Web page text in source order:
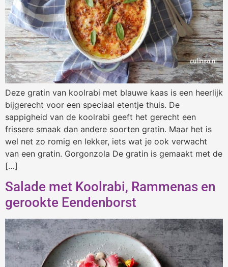
Deze gratin van koolrabi met blauwe kaas is een heerlijk
bijgerecht voor een speciaal etentje thuis. De
sappigheid van de koolrabi geeft het gerecht een
frissere smaak dan andere soorten gratin. Maar het is
wel net zo romig en lekker, iets wat je ook verwacht
van een gratin. Gorgonzola De gratin is gemaakt met de
[…]
Salade met Koolrabi, Rammenas en
gerookte Eendenborst